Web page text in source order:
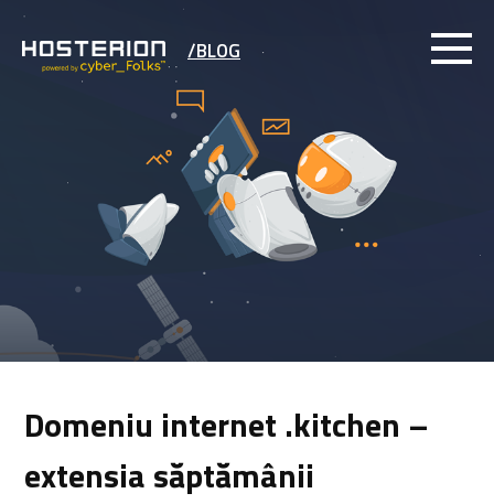
/BLOG
Domeniu internet .kitchen –
extensia săptămânii